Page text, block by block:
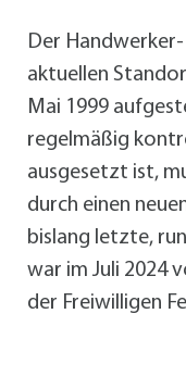
Der
aktuellen
Mai 1999
regelmäßig
ausgesetzt ist,
durch einen
bislang letzte,
war im Juli 2024
der Freiwilligen